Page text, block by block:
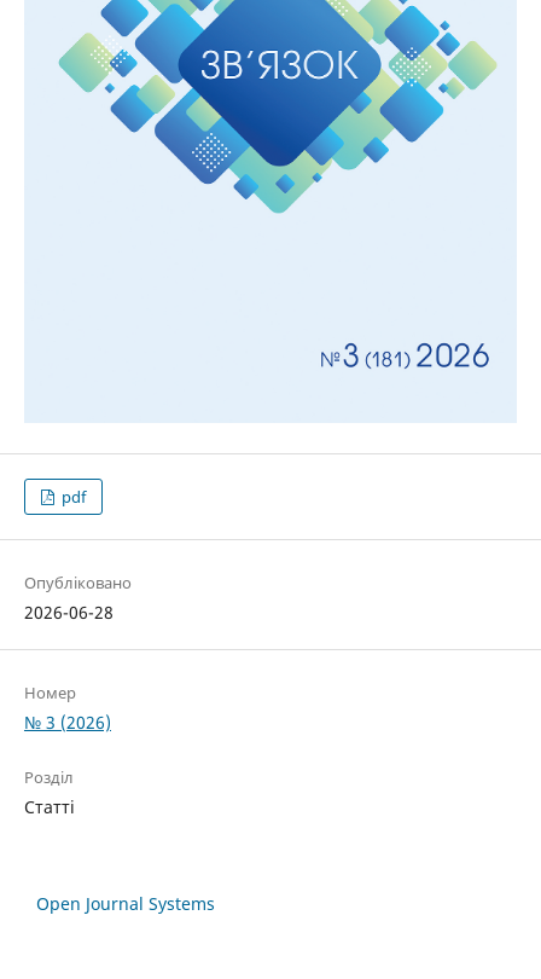
pdf
Опубліковано
2026-06-28
Номер
№ 3 (2026)
Розділ
Статті
Open Journal Systems